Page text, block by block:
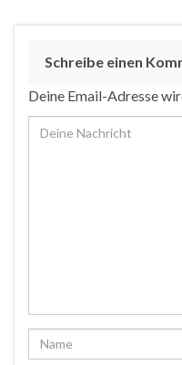
Schreibe einen
Deine Email-Adresse